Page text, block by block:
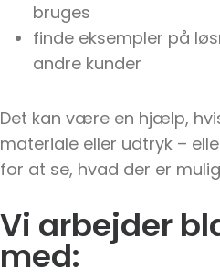
bruges
finde eksempler på
andre kunder
Det kan være en hjælp,
materiale eller udtryk –
for at se, hvad der er
Vi arbejder
med: